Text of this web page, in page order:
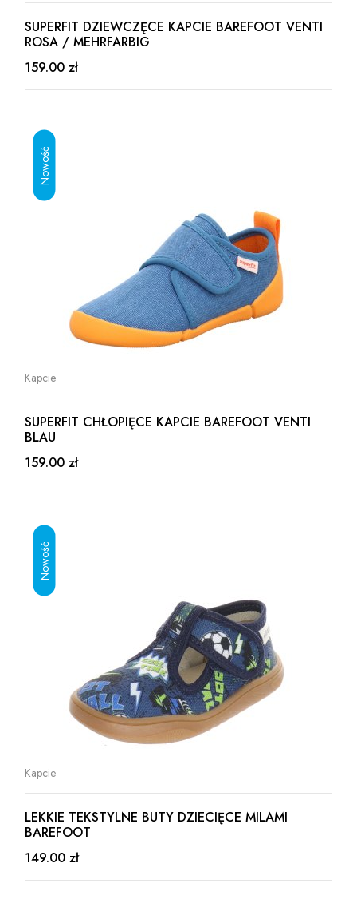
SUPERFIT DZIEWCZĘCE KAPCIE BAREFOOT VENTI
ROSA / MEHRFARBIG
159.00 zł
Kapcie
SUPERFIT CHŁOPIĘCE KAPCIE BAREFOOT VENTI
BLAU
159.00 zł
Kapcie
LEKKIE TEKSTYLNE BUTY DZIECIĘCE MILAMI
BAREFOOT
149.00 zł